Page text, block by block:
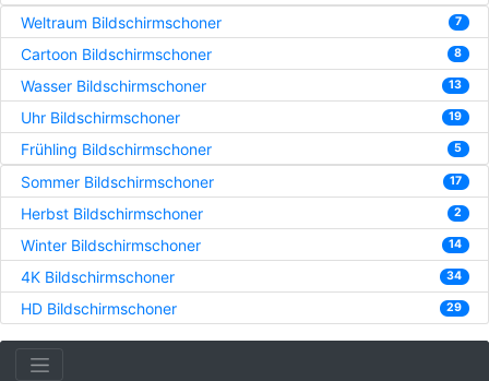
Weltraum Bildschirmschoner 7
Cartoon Bildschirmschoner 8
Wasser Bildschirmschoner 13
Uhr Bildschirmschoner 19
Frühling Bildschirmschoner 5
Sommer Bildschirmschoner 17
Herbst Bildschirmschoner 2
Winter Bildschirmschoner 14
4K Bildschirmschoner 34
HD Bildschirmschoner 29